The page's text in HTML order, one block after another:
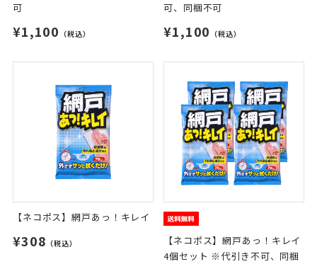
可
¥1,100 （税込）
可、同梱不可
¥1,100 （税込）
【ネコポス】網戸あっ！キレイ
¥308 （税込）
【ネコポス】網戸あっ！キレイ
4個セット ※代引き不可、同梱